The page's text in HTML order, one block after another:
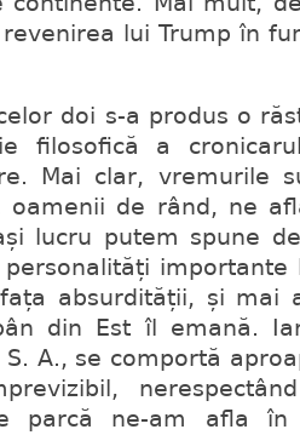
lui Trump în
s-a produs o
filosofică a
Mai clar, vremurile
oamenii de rând, ne
lucru putem spune
personalități
absurdității, și mai
din Est îl emană.
A., se comportă
parcă ne-am afla în